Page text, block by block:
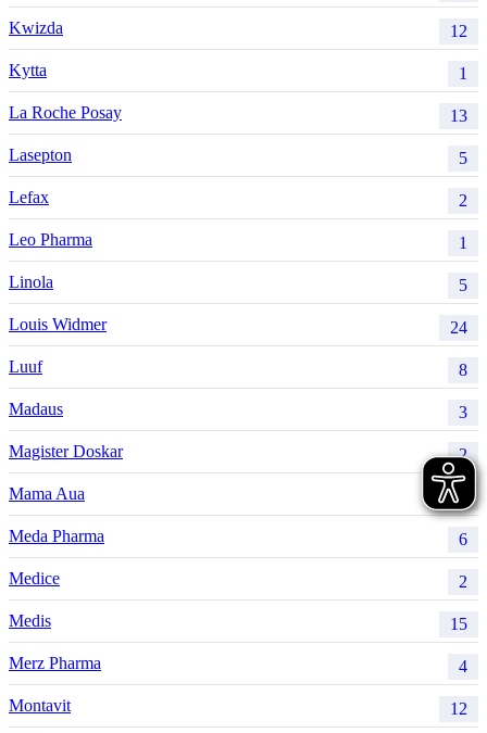
Kwizda 12
Kytta 1
La Roche Posay 13
Lasepton 5
Lefax 2
Leo Pharma 1
Linola 5
Louis Widmer 24
Luuf 8
Madaus 3
Magister Doskar 2
Mama Aua
Meda Pharma 6
Medice 2
Medis 15
Merz Pharma 4
Montavit 12